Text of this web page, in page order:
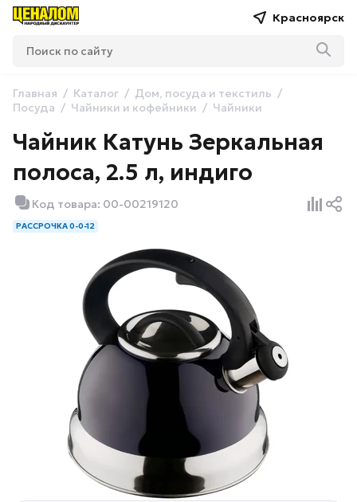
Красноярск
Главная Каталог
Дом, посуда и текстиль
Посуда
Чайники и кофейники Чайники
Чайник Катунь Зеркальная
полоса, 2.5 л, индиго
Код товара: 00-00219120
РАССРОЧКА 0-0-12